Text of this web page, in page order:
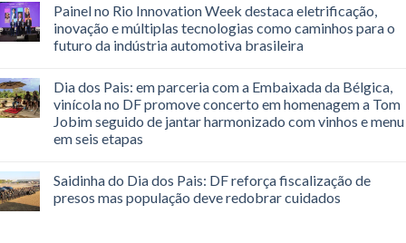
Painel no Rio Innovation Week destaca eletrificação,
inovação e múltiplas tecnologias como caminhos para o
futuro da indústria automotiva brasileira
Dia dos Pais: em parceria com a Embaixada da Bélgica,
vinícola no DF promove concerto em homenagem a Tom
Jobim seguido de jantar harmonizado com vinhos e menu
em seis etapas
Saidinha do Dia dos Pais: DF reforça fiscalização de
presos mas população deve redobrar cuidados